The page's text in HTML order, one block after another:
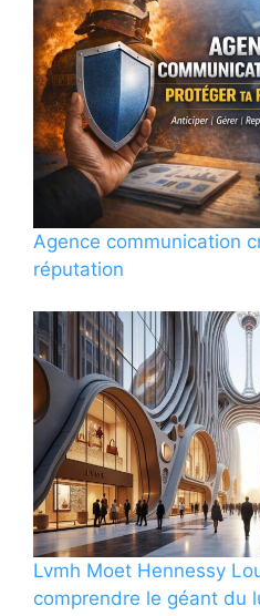
Agence communication
réputation
Lvmh Moet Hennessy
comprendre le géant du